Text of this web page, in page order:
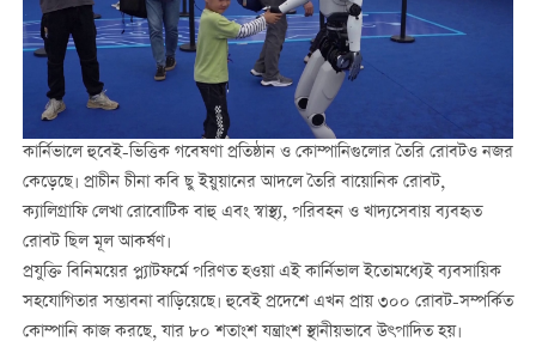
কার্নিভালে হুবেই-ভিত্তিক গবেষণা প্রতিষ্ঠান ও কোম্পানিগুলোর তৈরি রোবটও নজর
কেড়েছে। প্রাচীন চীনা কবি ছু ইয়ুয়ানের আদলে তৈরি বায়োনিক রোবট,
ক্যালিগ্রাফি লেখা রোবোটিক বাহু এবং স্বাস্থ্য, পরিবহন ও খাদ্যসেবায় ব্যবহৃত
রোবট ছিল মূল আকর্ষণ।
প্রযুক্তি বিনিময়ের প্ল্যাটফর্মে পরিণত হওয়া এই কার্নিভাল ইতোমধ্যেই ব্যবসায়িক
সহযোগিতার সম্ভাবনা বাড়িয়েছে। হুবেই প্রদেশে এখন প্রায় ৩০০ রোবট-সম্পর্কিত
কোম্পানি কাজ করছে, যার ৮০ শতাংশ যন্ত্রাংশ স্থানীয়ভাবে উৎপাদিত হয়।